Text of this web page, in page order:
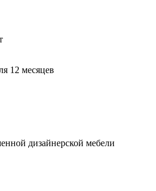
12 месяцев
дизайнерской мебели